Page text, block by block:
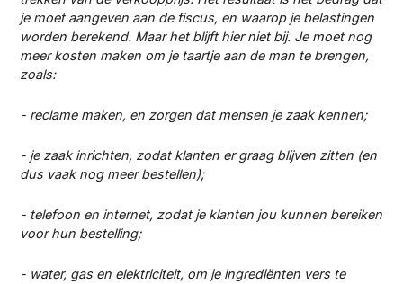
je moet aangeven aan de fiscus, en waarop je belastingen
worden berekend. Maar het blijft hier niet bij. Je moet nog
meer kosten maken om je taartje aan de man te brengen,
zoals:
- reclame maken, en zorgen dat mensen je zaak kennen;
- je zaak inrichten, zodat klanten er graag blijven zitten (en
dus vaak nog meer bestellen);
- telefoon en internet, zodat je klanten jou kunnen bereiken
voor hun bestelling;
- water, gas en elektriciteit, om je ingrediënten vers te